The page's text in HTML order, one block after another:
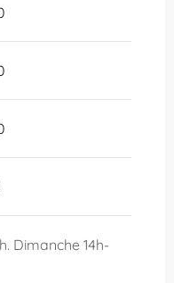
Dimanche 14h-